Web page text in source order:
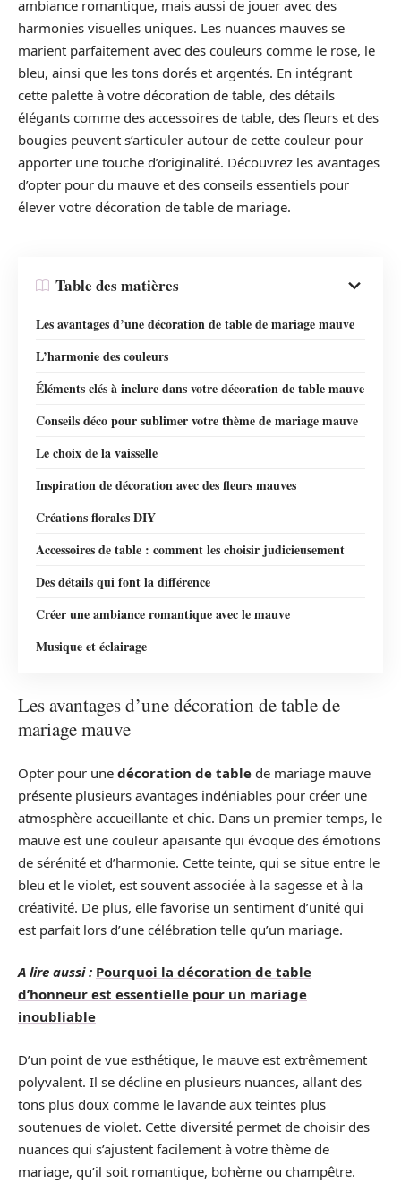
ambiance romantique, mais aussi de jouer avec des
harmonies visuelles uniques. Les nuances mauves se
marient parfaitement avec des couleurs comme le rose, le
bleu, ainsi que les tons dorés et argentés. En intégrant
cette palette à votre décoration de table, des détails
élégants comme des accessoires de table, des fleurs et des
bougies peuvent s’articuler autour de cette couleur pour
apporter une touche d’originalité. Découvrez les avantages
d’opter pour du mauve et des conseils essentiels pour
élever votre décoration de table de mariage.
Table des matières
Les avantages d’une décoration de table de mariage mauve
L’harmonie des couleurs
Éléments clés à inclure dans votre décoration de table mauve
Conseils déco pour sublimer votre thème de mariage mauve
Le choix de la vaisselle
Inspiration de décoration avec des fleurs mauves
Créations florales DIY
Accessoires de table : comment les choisir judicieusement
Des détails qui font la différence
Créer une ambiance romantique avec le mauve
Musique et éclairage
Les avantages d’une décoration de table de
mariage mauve
Opter pour une décoration de table de mariage mauve
présente plusieurs avantages indéniables pour créer une
atmosphère accueillante et chic. Dans un premier temps, le
mauve est une couleur apaisante qui évoque des émotions
de sérénité et d’harmonie. Cette teinte, qui se situe entre le
bleu et le violet, est souvent associée à la sagesse et à la
créativité. De plus, elle favorise un sentiment d’unité qui
est parfait lors d’une célébration telle qu’un mariage.
A lire aussi : Pourquoi la décoration de table
d’honneur est essentielle pour un mariage
inoubliable
D’un point de vue esthétique, le mauve est extrêmement
polyvalent. Il se décline en plusieurs nuances, allant des
tons plus doux comme le lavande aux teintes plus
soutenues de violet. Cette diversité permet de choisir des
nuances qui s’ajustent facilement à votre thème de
mariage, qu’il soit romantique, bohème ou champêtre.